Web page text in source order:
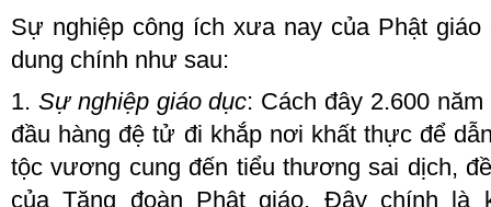
Sự nghiệp công ích xưa nay của Phật
dung chính như sau:
1. Sự nghiệp giáo dục: Cách đây 2.600
đầu hàng đệ tử đi khắp nơi khất thực để
tộc vương cung đến tiểu thương sai dịch,
của Tăng đoàn Phật giáo. Đây chính là